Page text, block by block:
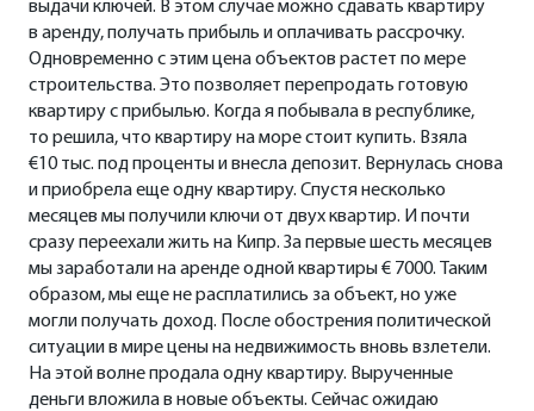
выдачи ключей. В этом случае можно сдавать квартиру
в аренду, получать прибыль и оплачивать рассрочку.
Одновременно с этим цена объектов растет по мере
строительства. Это позволяет перепродать готовую
квартиру с прибылью. Когда я побывала в республике,
то решила, что квартиру на море стоит купить. Взяла
€10 тыс. под проценты и внесла депозит. Вернулась снова
и приобрела еще одну квартиру. Спустя несколько
месяцев мы получили ключи от двух квартир. И почти
сразу переехали жить на Кипр. За первые шесть месяцев
мы заработали на аренде одной квартиры € 7000. Таким
образом, мы еще не расплатились за объект, но уже
могли получать доход. После обострения политической
ситуации в мире цены на недвижимость вновь взлетели.
На этой волне продала одну квартиру. Вырученные
деньги вложила в новые объекты. Сейчас ожидаю